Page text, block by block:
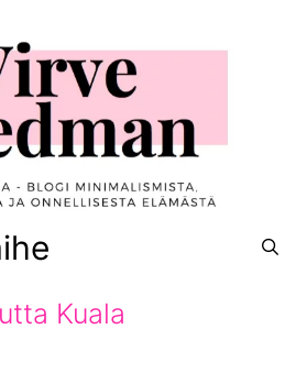
Kuala